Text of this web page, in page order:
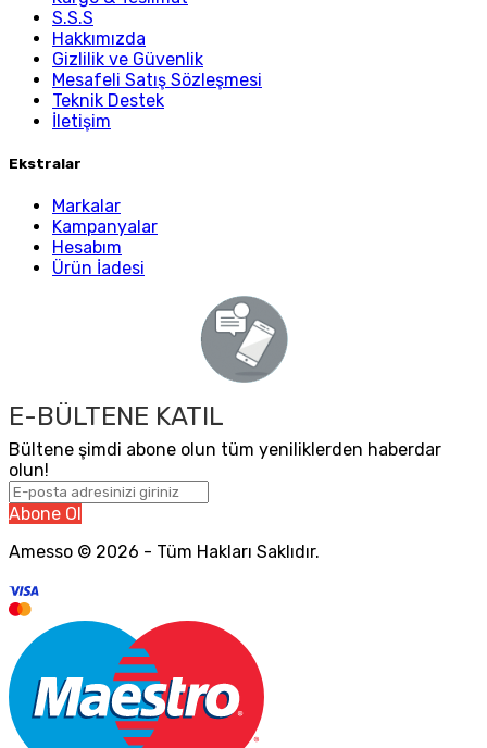
S.S.S
Hakkımızda
Gizlilik ve Güvenlik
Mesafeli Satış Sözleşmesi
Teknik Destek
İletişim
Ekstralar
Markalar
Kampanyalar
Hesabım
Ürün İadesi
E-BÜLTENE KATIL
Bültene şimdi abone olun tüm yeniliklerden haberdar
olun!
Abone Ol
Amesso © 2026 - Tüm Hakları Saklıdır.